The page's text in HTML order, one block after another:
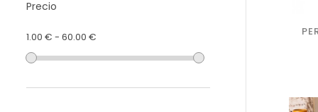
Precio
1.00 € - 60.00 €